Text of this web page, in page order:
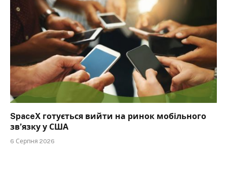
SpaceX готується вийти на ринок мобільного
зв’язку у США
6 Серпня 2026